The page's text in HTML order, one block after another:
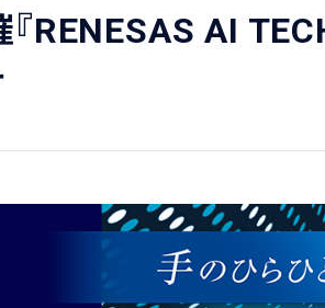
RENESAS AI